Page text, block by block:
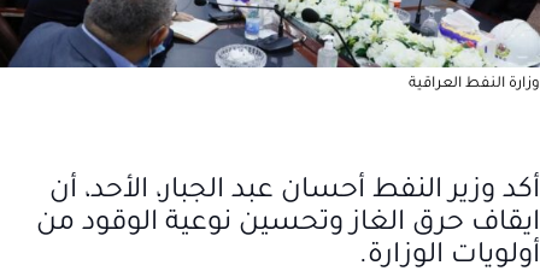
وزارة النفط العراقية
أكد وزير النفط أحسان عبد الجبار، الأحد، أن
ايقاف حرق الغاز وتحسين نوعية الوقود من
أولويات الوزارة.